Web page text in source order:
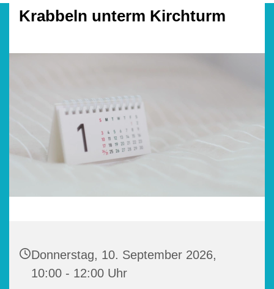
Krabbeln unterm Kirchturm
Donnerstag, 10. September 2026,
10:00 - 12:00 Uhr